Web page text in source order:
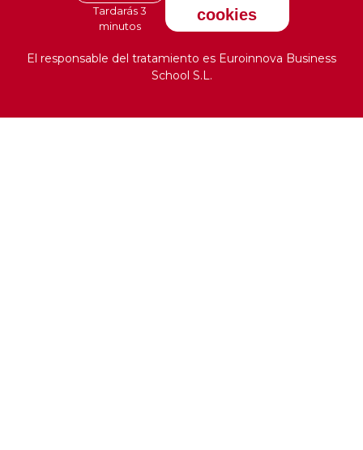
Tardarás 3
minutos
cookies
El responsable del tratamiento es Euroinnova Business
School S.L.